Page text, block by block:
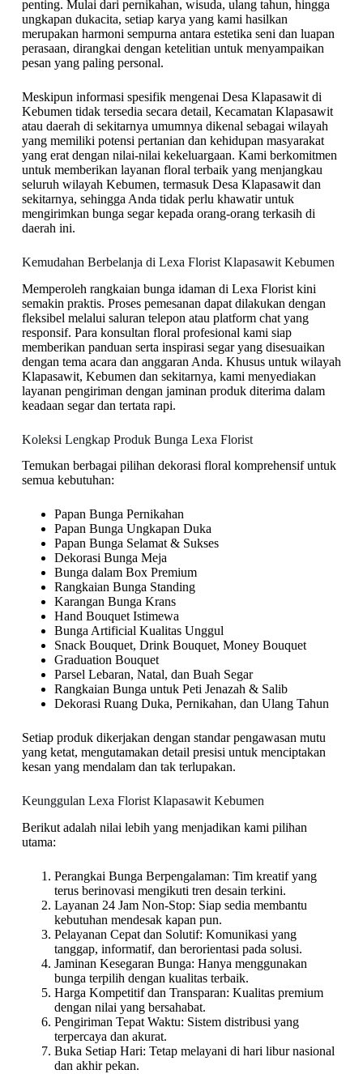
penting. Mulai dari pernikahan, wisuda, ulang tahun, hingga
ungkapan dukacita, setiap karya yang kami hasilkan
merupakan harmoni sempurna antara estetika seni dan luapan
perasaan, dirangkai dengan ketelitian untuk menyampaikan
pesan yang paling personal.
Meskipun informasi spesifik mengenai Desa Klapasawit di
Kebumen tidak tersedia secara detail, Kecamatan Klapasawit
atau daerah di sekitarnya umumnya dikenal sebagai wilayah
yang memiliki potensi pertanian dan kehidupan masyarakat
yang erat dengan nilai-nilai kekeluargaan. Kami berkomitmen
untuk memberikan layanan floral terbaik yang menjangkau
seluruh wilayah Kebumen, termasuk Desa Klapasawit dan
sekitarnya, sehingga Anda tidak perlu khawatir untuk
mengirimkan bunga segar kepada orang-orang terkasih di
daerah ini.
Kemudahan Berbelanja di Lexa Florist Klapasawit Kebumen
Memperoleh rangkaian bunga idaman di Lexa Florist kini
semakin praktis. Proses pemesanan dapat dilakukan dengan
fleksibel melalui saluran telepon atau platform chat yang
responsif. Para konsultan floral profesional kami siap
memberikan panduan serta inspirasi segar yang disesuaikan
dengan tema acara dan anggaran Anda. Khusus untuk wilayah
Klapasawit, Kebumen dan sekitarnya, kami menyediakan
layanan pengiriman dengan jaminan produk diterima dalam
keadaan segar dan tertata rapi.
Koleksi Lengkap Produk Bunga Lexa Florist
Temukan berbagai pilihan dekorasi floral komprehensif untuk
semua kebutuhan:
Papan Bunga Pernikahan
Papan Bunga Ungkapan Duka
Papan Bunga Selamat & Sukses
Dekorasi Bunga Meja
Bunga dalam Box Premium
Rangkaian Bunga Standing
Karangan Bunga Krans
Hand Bouquet Istimewa
Bunga Artificial Kualitas Unggul
Snack Bouquet, Drink Bouquet, Money Bouquet
Graduation Bouquet
Parsel Lebaran, Natal, dan Buah Segar
Rangkaian Bunga untuk Peti Jenazah & Salib
Dekorasi Ruang Duka, Pernikahan, dan Ulang Tahun
Setiap produk dikerjakan dengan standar pengawasan mutu
yang ketat, mengutamakan detail presisi untuk menciptakan
kesan yang mendalam dan tak terlupakan.
Keunggulan Lexa Florist Klapasawit Kebumen
Berikut adalah nilai lebih yang menjadikan kami pilihan
utama:
Perangkai Bunga Berpengalaman: Tim kreatif yang
terus berinovasi mengikuti tren desain terkini.
Layanan 24 Jam Non-Stop: Siap sedia membantu
kebutuhan mendesak kapan pun.
Pelayanan Cepat dan Solutif: Komunikasi yang
tanggap, informatif, dan berorientasi pada solusi.
Jaminan Kesegaran Bunga: Hanya menggunakan
bunga terpilih dengan kualitas terbaik.
Harga Kompetitif dan Transparan: Kualitas premium
dengan nilai yang bersahabat.
Pengiriman Tepat Waktu: Sistem distribusi yang
terpercaya dan akurat.
Buka Setiap Hari: Tetap melayani di hari libur nasional
dan akhir pekan.